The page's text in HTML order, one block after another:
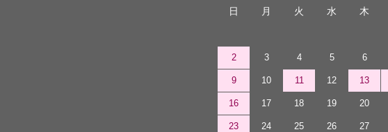
日 月 火 水 木
2 3 4 5 6
9 10 11 12 13
16 17 18 19 20
23 24 25 26 27